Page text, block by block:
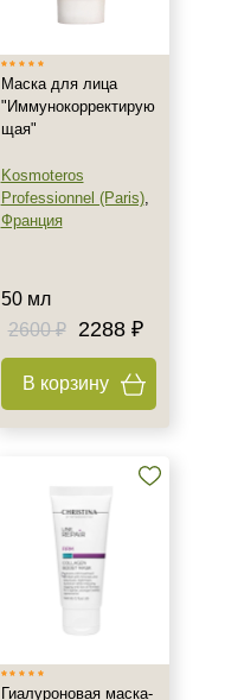
Маска для лица
"Иммунокорректирую
щая"
Kosmoteros
Professionnel (Paris),
Франция
50 мл
2600 ₽
2288 ₽
В корзину
Гиалуроновая маска-